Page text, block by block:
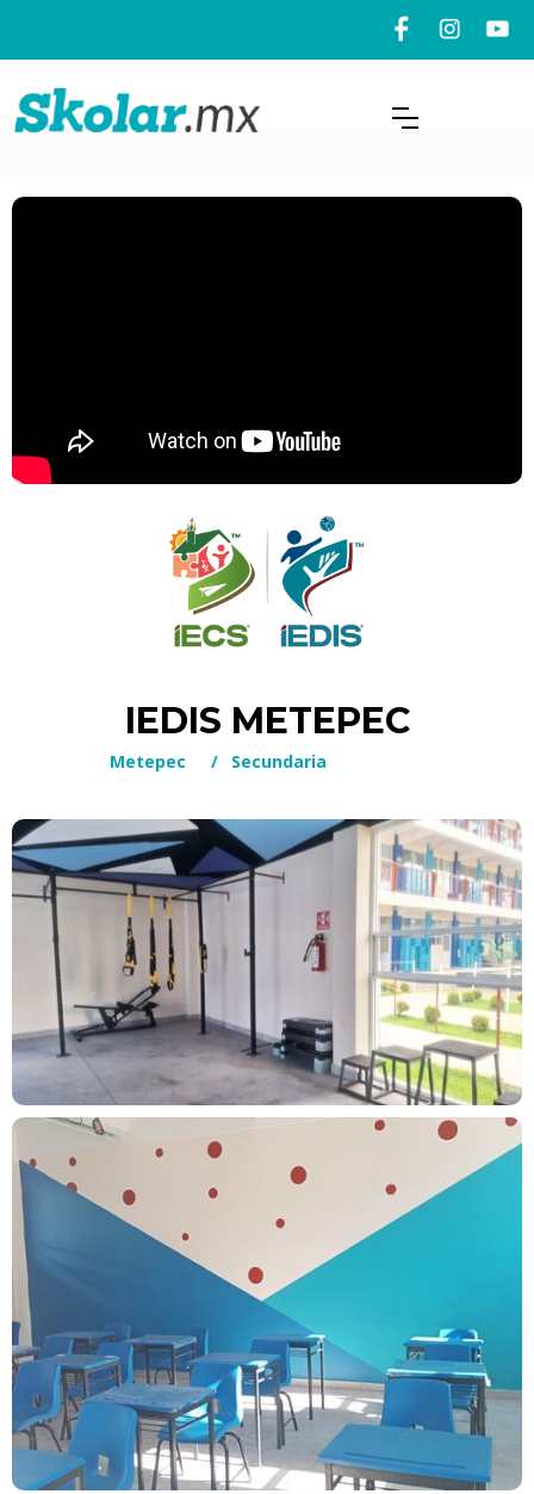
IEDIS METEPEC
Metepec / Secundaria